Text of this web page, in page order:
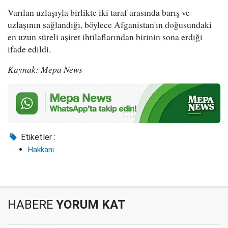
Varılan uzlaşıyla birlikte iki taraf arasında barış ve
uzlaşının sağlandığı, böylece Afganistan'ın doğusundaki
en uzun süreli aşiret ihtilaflarından birinin sona erdiği
ifade edildi.
Kaynak: Mepa News
Etiketler :
Hakkani
HABERE YORUM KAT